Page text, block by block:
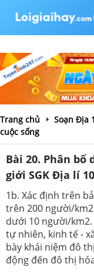
Trang chủ
Soạn Địa
cuộc sống
Bài 20. Phân
giới SGK Địa lí
1b. Xác định trên
trên 200 người/
dưới 10 người/
tự nhiên, kinh tế -
bày khái niệm đô
động đến đô thị